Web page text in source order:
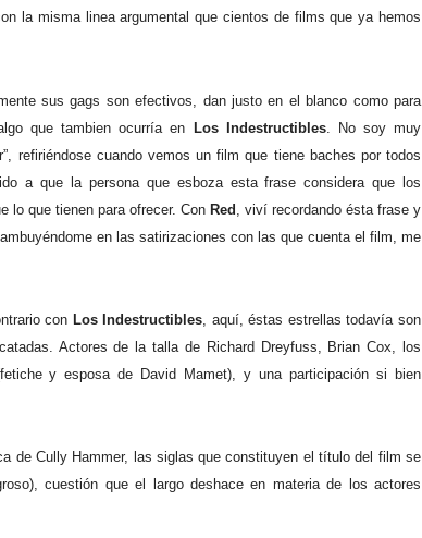
la misma linea argumental que cientos de films que ya hemos
sus gags son efectivos, dan justo en el blanco como para
que tambien ocurría en Los Indestructibles. No soy muy
refiriéndose cuando vemos un film que tiene baches por todos
a que la persona que esboza esta frase considera que los
lo que tienen para ofrecer. Con Red , viví recordando ésta frase y
en las satirizaciones con las que cuenta el film, me
con Los Indestructibles , aquí, éstas estrellas todavía son
Actores de la talla de Richard Dreyfuss, Brian Cox, los
y esposa de David Mamet), y una participación si bien
de Cully Hammer, las siglas que constituyen el título del film se
cuestión que el largo deshace en materia de los actores